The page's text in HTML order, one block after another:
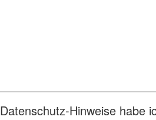
Die Datenschutz-Hinweise